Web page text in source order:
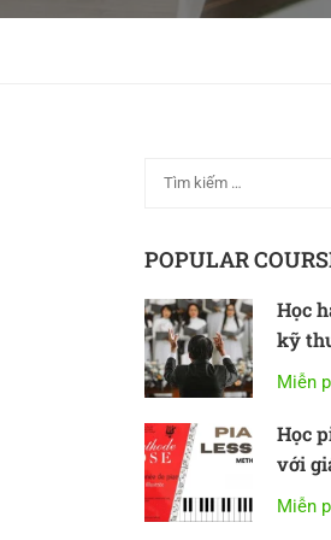
POPULAR
Học
kỹ
nhạc
Miễn
Học
với
Miễn